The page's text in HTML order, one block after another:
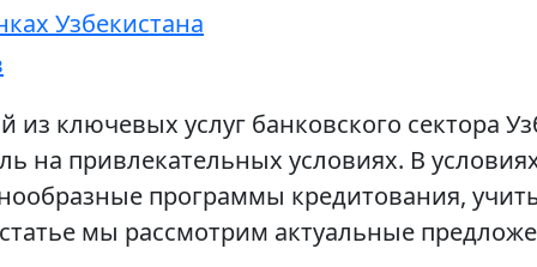
Узбекистана
из ключевых услуг банковского сектора
на привлекательных условиях. В
программы кредитования,
мы рассмотрим актуальные